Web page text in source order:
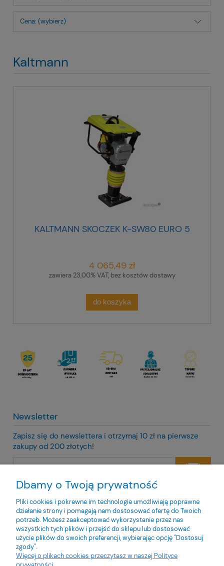
Cena: (wybierz)
Kaltmann
KALTMANN SKOCZEK K-SW80 EURO 5
4 065,49 zł
zawiera 23,00% VAT, bez kosztów dostawy
do koszyka
Newsletter
Zapisz się do newslettera i otrzymaj 10 zł na pierwsze
zakupy od 200 złotych!
Twoje dane będą przetwarzane zgodnie z nasząpolityką
prywatności
Dbamy o Twoją prywatność
Pliki cookies i pokrewne im technologie umożliwiają poprawne
działanie strony i pomagają nam dostosować ofertę do Twoich
potrzeb. Możesz zaakceptować wykorzystanie przez nas
wszystkich tych plików i przejść do sklepu lub dostosować
użycie plików do swoich preferencji, wybierając opcję "Dostosuj
zgody".
Więcej o plikach cookies przeczytasz w naszej Polityce